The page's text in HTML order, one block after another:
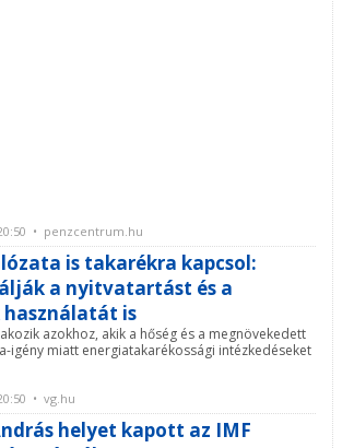
• penzcentrum.hu
is takarékra kapcsol:
a nyitvatartást és a
is
azokhoz, akik a hőség és a megnövekedett
igény miatt energiatakarékossági intézkedéseket
• vg.hu
helyet kapott az IMF